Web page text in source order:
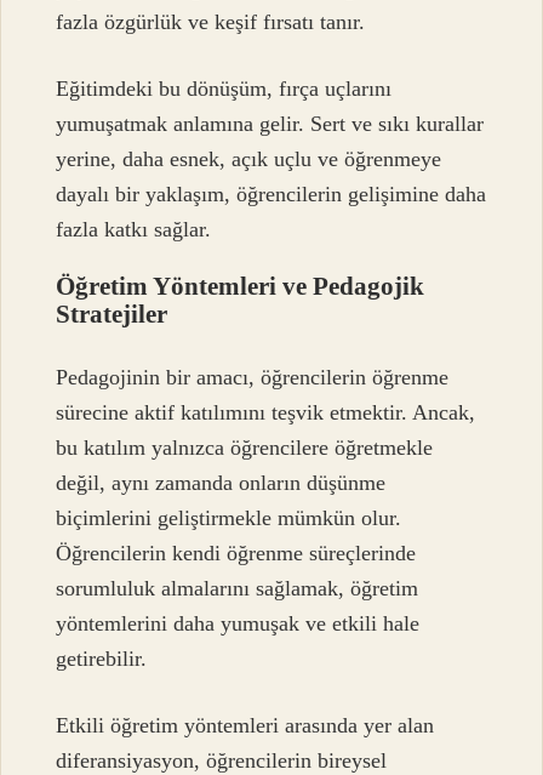
fazla özgürlük ve keşif fırsatı tanır.
Eğitimdeki bu dönüşüm, fırça uçlarını
yumuşatmak anlamına gelir. Sert ve sıkı kurallar
yerine, daha esnek, açık uçlu ve öğrenmeye
dayalı bir yaklaşım, öğrencilerin gelişimine daha
fazla katkı sağlar.
Öğretim Yöntemleri ve Pedagojik
Stratejiler
Pedagojinin bir amacı, öğrencilerin öğrenme
sürecine aktif katılımını teşvik etmektir. Ancak,
bu katılım yalnızca öğrencilere öğretmekle
değil, aynı zamanda onların düşünme
biçimlerini geliştirmekle mümkün olur.
Öğrencilerin kendi öğrenme süreçlerinde
sorumluluk almalarını sağlamak, öğretim
yöntemlerini daha yumuşak ve etkili hale
getirebilir.
Etkili öğretim yöntemleri arasında yer alan
diferansiyasyon, öğrencilerin bireysel